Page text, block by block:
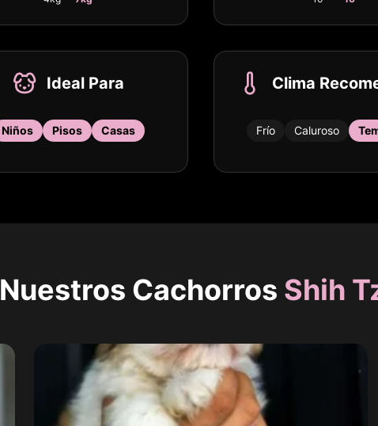
Ideal Para
Niños Pisos Casas
Clima
Frío Caluroso
Nuestros Cachorros Shih